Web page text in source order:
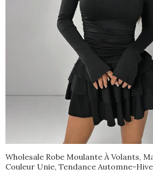
Wholesale Robe Moulante À Volants,
Couleur Unie, Tendance Automne-